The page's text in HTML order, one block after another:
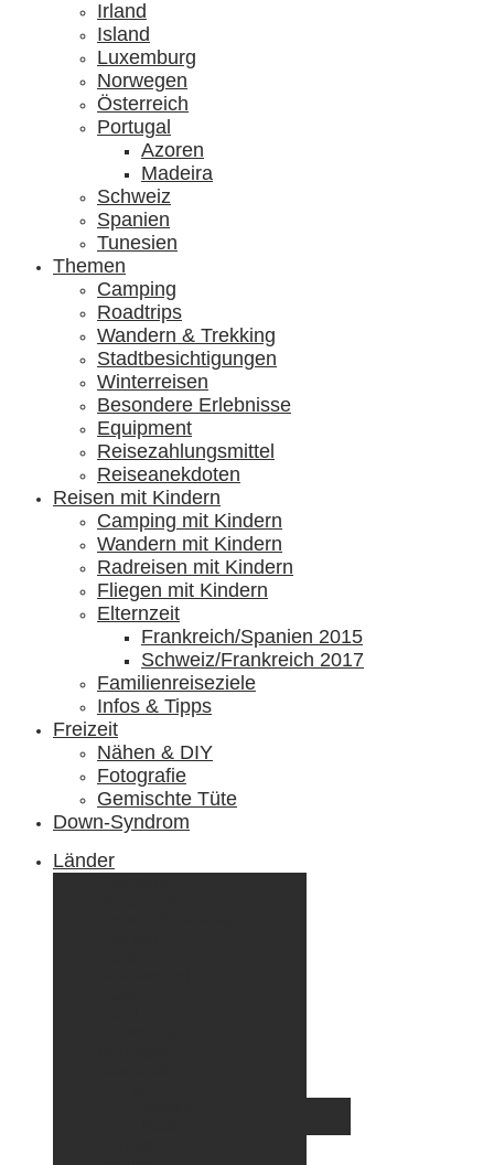
Irland
Island
Luxemburg
Norwegen
Österreich
Portugal
Azoren
Madeira
Schweiz
Spanien
Tunesien
Themen
Camping
Roadtrips
Wandern & Trekking
Stadtbesichtigungen
Winterreisen
Besondere Erlebnisse
Equipment
Reisezahlungsmittel
Reiseanekdoten
Reisen mit Kindern
Camping mit Kindern
Wandern mit Kindern
Radreisen mit Kindern
Fliegen mit Kindern
Elternzeit
Frankreich/Spanien 2015
Schweiz/Frankreich 2017
Familienreiseziele
Infos & Tipps
Freizeit
Nähen & DIY
Fotografie
Gemischte Tüte
Down-Syndrom
Länder